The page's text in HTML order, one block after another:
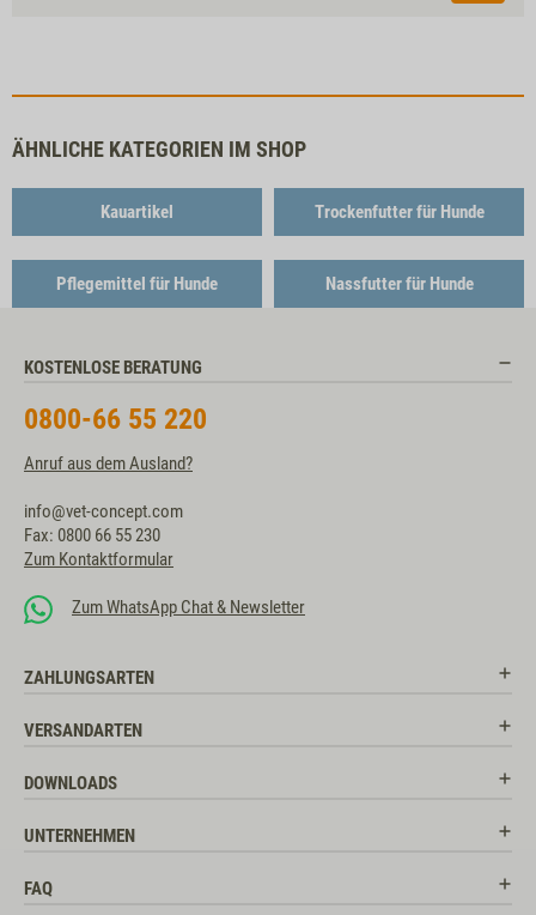
ÄHNLICHE KATEGORIEN IM SHOP
Kauartikel Trockenfutter für Hunde
Pflegemittel für Hunde Nassfutter für Hunde
KOSTENLOSE BERATUNG
0800-66 55 220
Anruf aus dem Ausland?
info@vet-concept.com
Fax: 0800 66 55 230
Zum Kontaktformular
Zum WhatsApp Chat & Newsletter
ZAHLUNGSARTEN
VERSANDARTEN
DOWNLOADS
UNTERNEHMEN
FAQ